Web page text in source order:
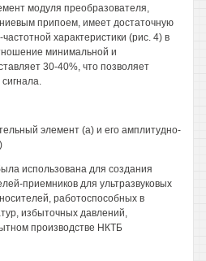
модуля преобразователя,
припоем, имеет достаточную
характеристики (рис. 4) в
минимальной и
30-40%, что позволяет
элемент (а) и его амплитудно-
использована для создания
приемников для ультразвуковых
работоспособных в
избыточных давлений,
производстве НКТБ